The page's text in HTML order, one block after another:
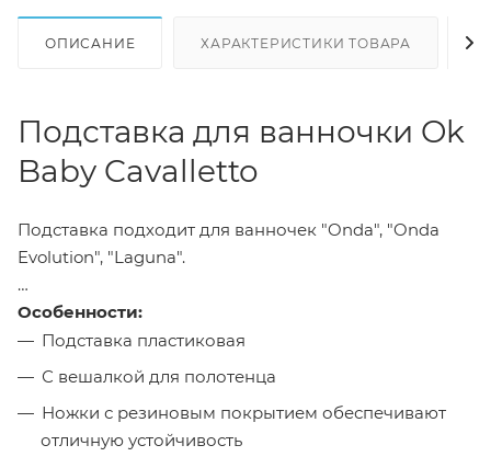
ОПИСАНИЕ ХАРАКТЕРИСТИКИ ТОВАРА
Подставка для ванночки Ok
Baby Cavalletto
Подставка подходит для ванночек "Onda", "Onda
Evolution", "Laguna".
Особенности:
Подставка пластиковая
С вешалкой для полотенца
Ножки с резиновым покрытием обеспечивают
отличную устойчивость